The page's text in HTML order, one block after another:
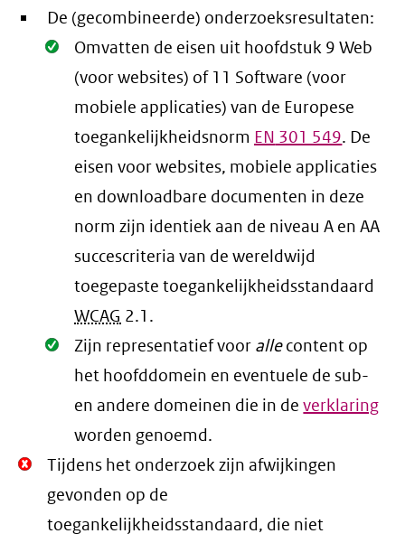
De (gecombineerde) onderzoeksresultaten:
Oké.
Omvatten de eisen uit hoofdstuk 9 Web
(voor websites) of 11 Software (voor
mobiele applicaties) van de Europese
toegankelijkheidsnorm EN 301 549. De
eisen voor websites, mobiele applicaties
en downloadbare documenten in deze
norm zijn identiek aan de niveau A en AA
succescriteria van de wereldwijd
toegepaste toegankelijkheidsstandaard
WCAG 2.1 .
Oké.
Zijn representatief voor allecontent op
het hoofddomein en eventuele de sub-
en andere domeinen die in deverklaring
worden genoemd.
Niet
Oké.
Tijdens het onderzoek zijn afwijkingen
gevonden op de
toegankelijkheidsstandaard, die niet